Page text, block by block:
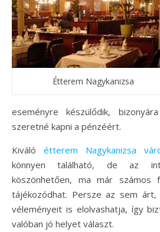
Étterem ​N​agykanizsa
eseményre készülődik,
szeretné kapni a pénzéért.
Kiváló étterem Nagykanizsa
könnyen található, de az
köszönhetően, ma már számos
tájékozódhat. Persze az sem
véleményeit is elolvashatja, így
valóban jó helyet választ.